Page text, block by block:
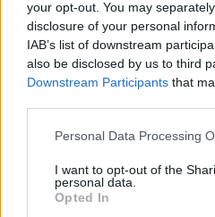
your opt-out. You may
disclosure of your personal
IAB’s list of downstream
also be disclosed by us to third
Downstream Participants that
Please note that this website/
not limited to your visit or usage
grant or deny consent to
use your data for below
Personal Data Processing
I want to opt-out of the
personal data.
Opted In
Nuevo giro en el caso
desvelan el informe
CRÓNICA